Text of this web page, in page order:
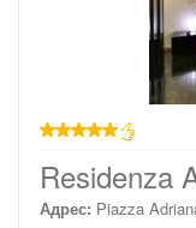
Residenza
Адрес: Piazza